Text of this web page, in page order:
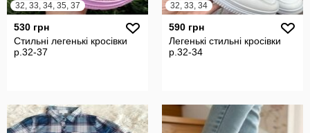
32, 33, 34, 35, 37
530 грн
Стильні легенькі кросівки
р.32-37
32, 33, 34
590 грн
Легенькі стильні кросівки
р.32-34